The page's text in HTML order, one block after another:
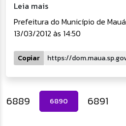
Leia mais
Prefeitura do Município de Mauá
13/03/2012 às 14:50
Copiar
6889 6890 6891